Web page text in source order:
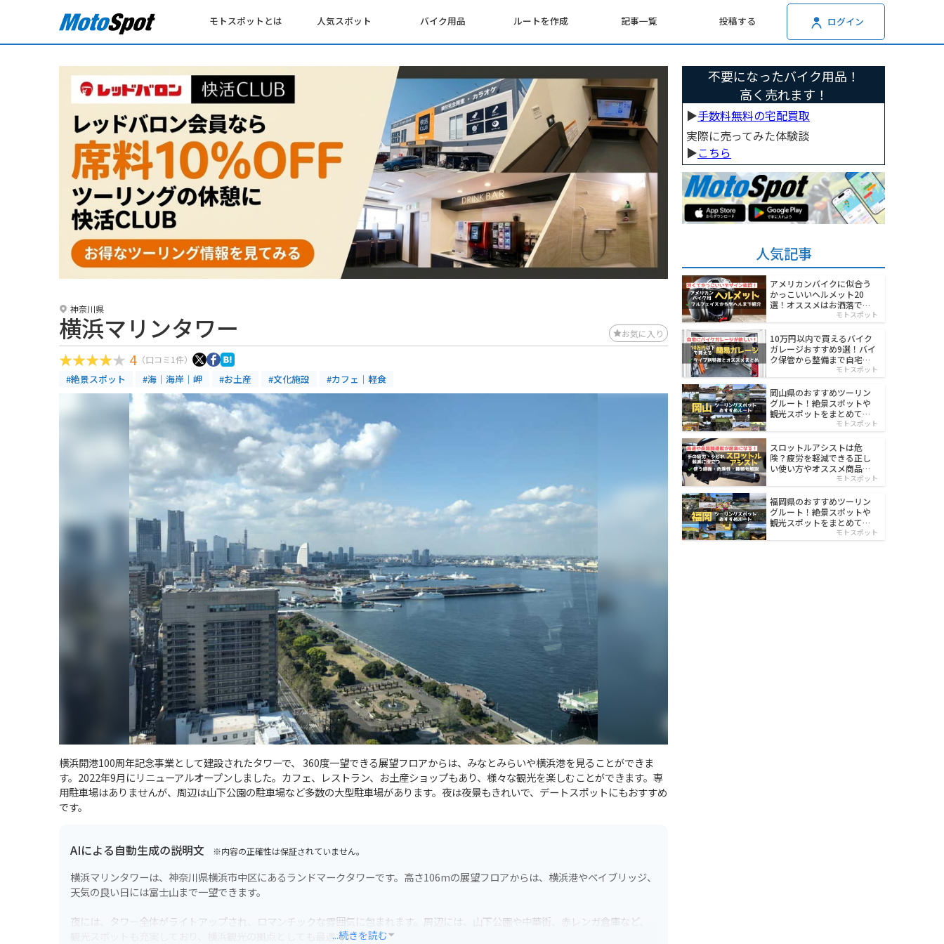
モトスポットとは 人気スポット バイク用品 ルートを作成 記事一覧 投稿する ログイン
神奈川県
横浜マリンタワー お気に入り
4 （口コミ1件）
#絶景スポット #海｜海岸｜岬 #お土産 #文化施設 #カフェ｜軽食
横浜開港100周年記念事業として建設されたタワーで、 360度一望できる展望フロアからは、みなとみらいや横浜港を見ることができま
す。2022年9月にリニューアルオープンしました。カフェ、レストラン、お土産ショップもあり、様々な観光を楽しむことができます。専
用駐車場はありませんが、周辺は山下公園の駐車場など多数の大型駐車場があります。夜は夜景もきれいで、デートスポットにもおすすめ
です。
AIによる自動生成の説明文 ※内容の正確性は保証されていません。
横浜マリンタワーは、神奈川県横浜市中区にあるランドマークタワーです。高さ106mの展望フロアからは、横浜港やベイブリッジ、
天気の良い日には富士山まで一望できます。
夜には、タワー全体がライトアップされ、ロマンチックな雰囲気に包まれます。周辺には、山下公園や中華街、赤レンガ倉庫など、
観光スポットも充実しており、横浜観光の拠点としても最適です。
...続きを読む
不要になったバイク用品！
高く売れます！
▶︎手数料無料の宅配買取
実際に売ってみた体験談
▶︎こちら
人気記事
アメリカンバイクに似合う
かっこいいヘルメット20
選！オススメはお洒落でワ
モトスポット
10万円以内で買えるバイク
ガレージおすすめ9選！バイ
ク保管から整備まで自宅で
モトスポット
岡山県のおすすめツーリン
グルート！絶景スポットや
観光スポットをまとめて紹
モトスポット
スロットルアシストは危
険？疲労を軽減できる正し
い使い方やオススメ商品を
モトスポット
福岡県のおすすめツーリン
グルート！絶景スポットや
観光スポットをまとめて紹
モトスポット